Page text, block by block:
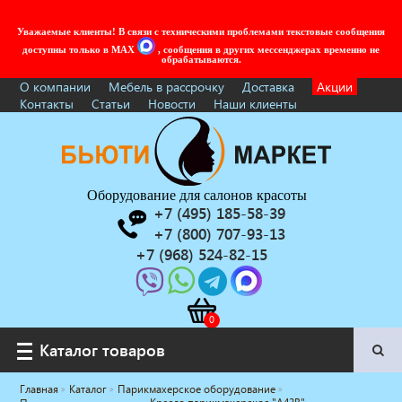
Уважаемые клиенты! В связи с техническими проблемами текстовые сообщения
доступны только в MAX
, сообщения в других мессенджерах временно не
обрабатываются.
О компании Мебель в рассрочку Доставка
Акции
Контакты
Статьи Новости Наши клиенты
Оборудование для салонов красоты
+7 (495) 185-58-39
+7 (800) 707-93-13
+7 (968) 524-82-15
Каталог товаров
Каталог товаров
Главная Каталог
Парикмахерское оборудование